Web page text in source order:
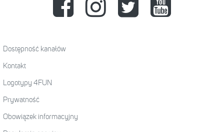
Dostępność kanałów
Kontakt
Logotypy 4FUN
Prywatność
Obowiązek informacyjny